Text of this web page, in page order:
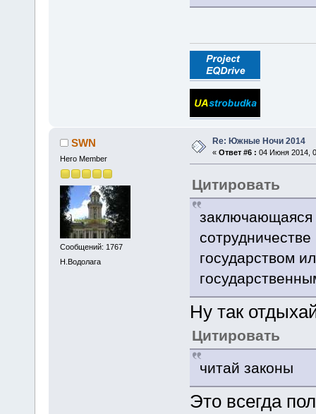
SWN
Hero Member
Сообщений: 1767
Н.Водолага
Re: Южные Ночи 2014
« Ответ #6 : 04 Июня 2014,
Цитировать
государством
Ну так
Цитировать
читай законы
Это всегда